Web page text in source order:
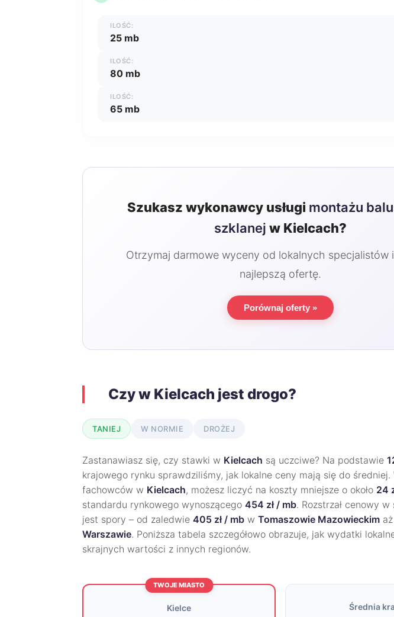
ILOŚĆ:
25 mb
ILOŚĆ:
80 mb
ILOŚĆ:
65 mb
Szukasz wykonawcy usługi montażu
szklanej w Kielcach?
Otrzymaj darmowe wyceny od lokalnych specjalistów
najlepszą ofertę.
Porównaj oferty »
Czy w Kielcach jest drogo?
TANIEJ W NORMIE DROŻEJ
Zastanawiasz się, czy stawki w Kielcach są uczciwe? Na podstawie
krajowego rynku sprawdziliśmy, jak lokalne ceny mają się do średniej.
fachowców w Kielcach, możesz liczyć na koszty mniejsze o około 24
standardu rynkowego wynoszącego 454 zł / mb. Rozstrzał cenowy w
jest spory – od zaledwie 405 zł / mb w Tomaszowie Mazowieckim
Warszawie. Poniższa tabela szczegółowo obrazuje, jak wydatki
skrajnych wartości z innych regionów.
TWOJE MIASTO
Kielce Średnia